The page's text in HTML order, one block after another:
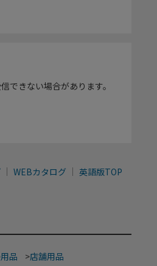
できない場合があります。
WEBカタログ 英語版TOP
品 >店舗用品